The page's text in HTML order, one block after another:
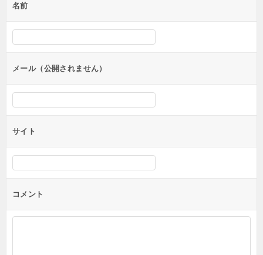
ー
シ
ョ
ン
名前
メール（公開されません）
サイト
コメント